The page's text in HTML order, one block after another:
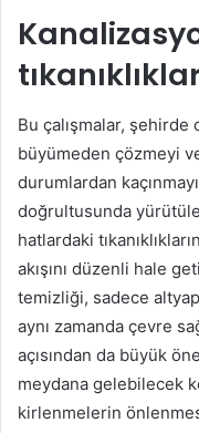
Bu çalışmalar, şehirde
büyümeden çözmeyi
durumlardan
doğrultusunda
hatlardaki
akışını düzenli hale
temizliği, sadece
aynı zamanda çevre
açısından da büyük
meydana gelebilecek
kirlenmelerin